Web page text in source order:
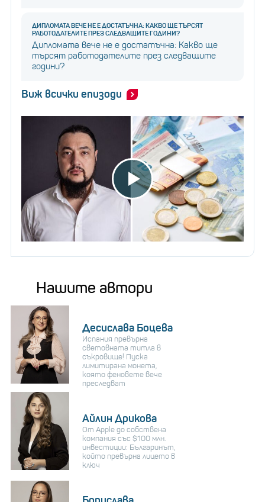
ДИПЛОМАТА ВЕЧЕ НЕ Е ДОСТАТЪЧНА: КАКВО ЩЕ ТЪРСЯТ
РАБОТОДАТЕЛИТЕ ПРЕЗ СЛЕДВАЩИТЕ ГОДИНИ?
Дипломата вече не е достатъчна: Какво ще
търсят работодателите през следващите
години?
Виж всички епизоди
Нашите автори
Десислава Боцева
Испания превърна
световната титла в
съкровище! Пуска
лимитирана монета,
която феновете вече
преследват
Айлин Дрикова
От Apple до собствена
компания със $100 млн.
инвестиции: Българинът,
който превърна лицето в
ключ